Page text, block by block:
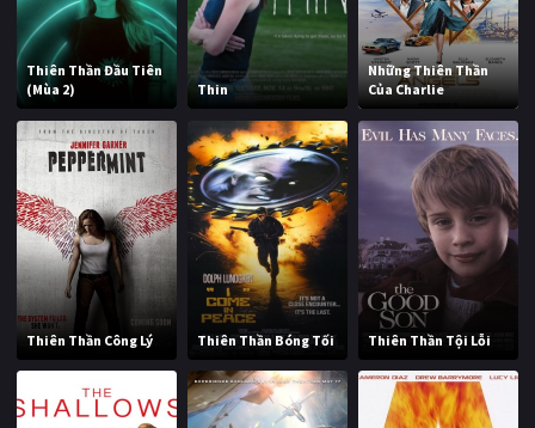
Thiên Thần Đầu Tiên
(Mùa 2)
Thin
Những Thiên Thần
Của Charlie
Thiên Thần Công Lý Thiên Thần Bóng Tối Thiên Thần Tội Lỗi